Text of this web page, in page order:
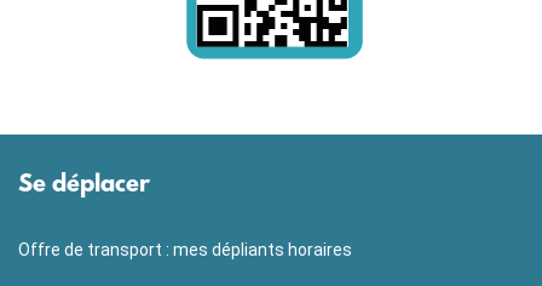
Se déplacer
Offre de transport : mes dépliants horaires